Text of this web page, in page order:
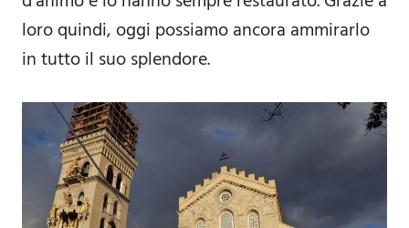
loro quindi, oggi possiamo ancora ammirarlo
in tutto il suo splendore.